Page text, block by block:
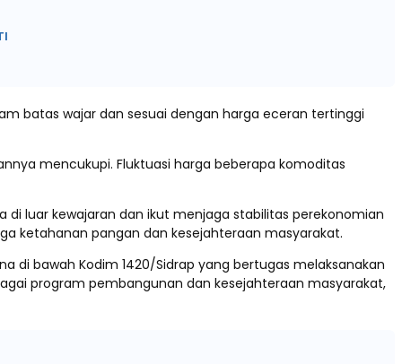
batas wajar dan sesuai dengan harga eceran tertinggi
mencukupi. Fluktuasi harga beberapa komoditas
luar kewajaran dan ikut menjaga stabilitas perekonomian
ketahanan pangan dan kesejahteraan masyarakat.
di bawah Kodim 1420/Sidrap yang bertugas melaksanakan
program pembangunan dan kesejahteraan masyarakat,